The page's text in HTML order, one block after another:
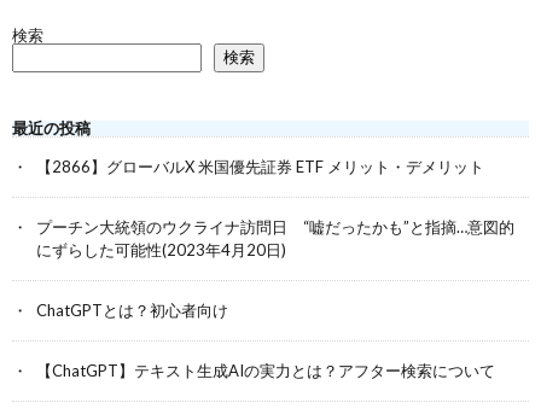
検索
検索
最近の投稿
【2866】グローバルX 米国優先証券 ETF メリット・デメリット
プーチン大統領のウクライナ訪問日 “嘘だったかも”と指摘…意図的
にずらした可能性(2023年4月20日)
ChatGPTとは？初心者向け
【ChatGPT】テキスト生成AIの実力とは？アフター検索について